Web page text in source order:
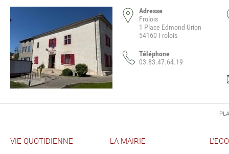
Adresse
Frolois
1 Place Edmond Urion
54160 Frolois
Téléphone
03.83.47.64.19
VIE QUOTIDIENNE LA MAIRIE